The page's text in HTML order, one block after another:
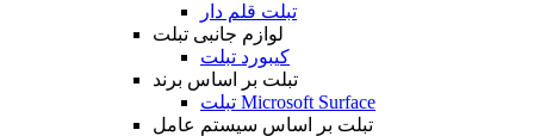
تبلت قلم دار
لوازم جانبی تبلت
کیبورد تبلت
تبلت بر اساس برند
تبلت Microsoft Surface
تبلت بر اساس سیستم عامل